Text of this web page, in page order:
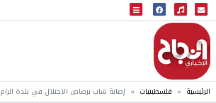
البث المباشر
إذاعة النجاح
الرئيسية فلسطينيات إصابة شاب برصاص الاحتلال في بلدة الرام